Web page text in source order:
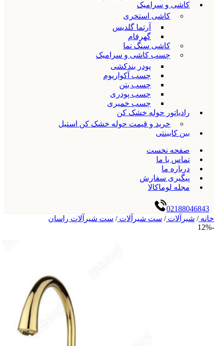
کاشی و سرامیک
کاشی استخری
آرتما گلدیس
گهرفام
کاشی سنگ نما
چسب کاشی و سرامیک
پودر بندکشی
چسب آکواریوم
چسب بتن
چسب پودری
چسب خمیری
رادیاتور حوله خشک کن
خرید و قیمت حوله خشک کن استیل
بین کابینتی
صفحه نخست
تماس با ما
درباره ما
پیگیری سفارش
مجله لوماکالا
02188046843
خانه/ شیرآلات/ ست شیرآلات/ ست شیرآلات راسان
-12%